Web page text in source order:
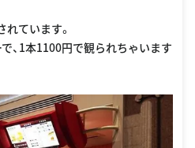
ています。
、1本1100円で観られちゃいます